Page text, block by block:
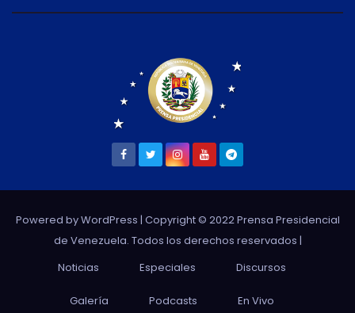
Powered by WordPress | Copyright © 2022 Prensa Presidencial
de Venezuela. Todos los derechos reservados |
Noticias
Especiales Discursos
Galería Podcasts En Vivo